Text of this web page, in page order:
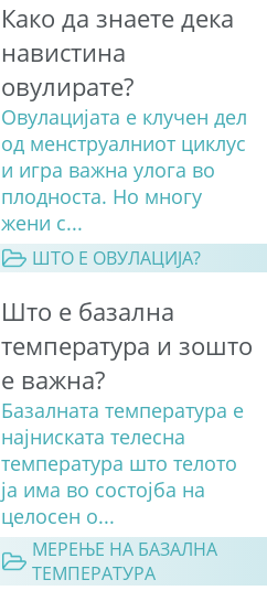
Како да знаете дека
навистина
овулирате?
Овулацијата е клучен дел
од менструалниот циклус
и игра важна улога во
плодноста. Но многу
жени с...
ШТО Е ОВУЛАЦИЈА?
Што е базална
температура и зошто
е важна?
Базалната температура е
најниската телесна
температура што телото
ја има во состојба на
целосен о...
МЕРЕЊЕ НА БАЗАЛНА
ТЕМПЕРАТУРА